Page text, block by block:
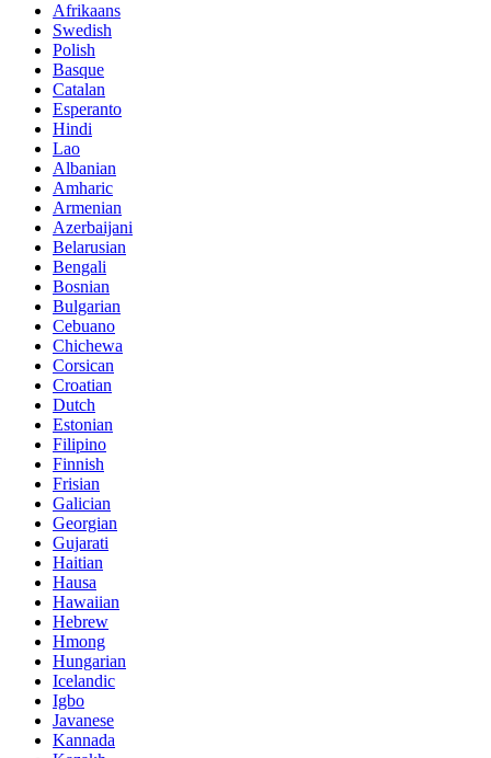
Afrikaans
Swedish
Polish
Basque
Catalan
Esperanto
Hindi
Lao
Albanian
Amharic
Armenian
Azerbaijani
Belarusian
Bengali
Bosnian
Bulgarian
Cebuano
Chichewa
Corsican
Croatian
Dutch
Estonian
Filipino
Finnish
Frisian
Galician
Georgian
Gujarati
Haitian
Hausa
Hawaiian
Hebrew
Hmong
Hungarian
Icelandic
Igbo
Javanese
Kannada